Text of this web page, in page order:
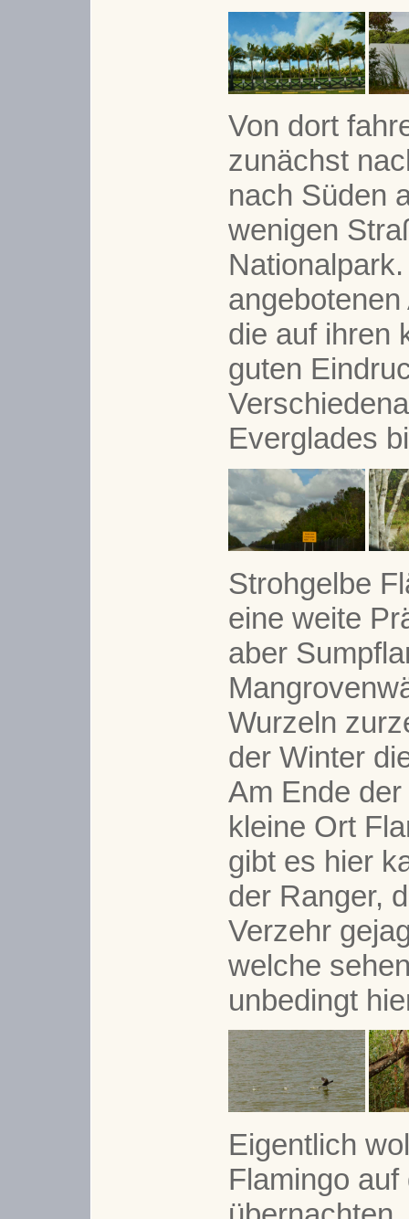
Von dort
zunächst
nach Süden
wenigen
die auf ihren
guten
Everglades
Strohgelbe
eine weite
aber
Wurzeln
der Winter
Am Ende
kleine Ort
gibt es hier
der Ranger,
Verzehr
welche
unbedingt
Eigentlich
Flamingo